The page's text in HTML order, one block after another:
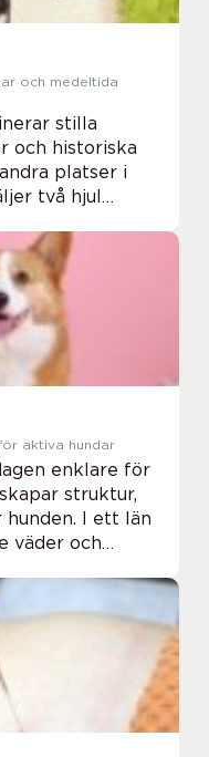
stilla
och historiska
platser i
två hjul
Korta
vardag för aktiva hundar
enklare för
struktur,
I ett län
väder och
...